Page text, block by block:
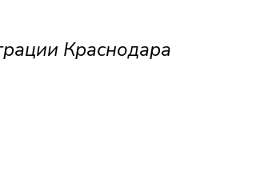
Краснодара